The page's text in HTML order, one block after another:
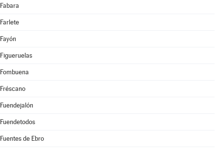
Fabara
Farlete
Fayón
Figueruelas
Fombuena
Fréscano
Fuendejalón
Fuendetodos
Fuentes de Ebro